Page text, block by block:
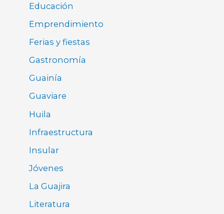
Educación
Emprendimiento
Ferias y fiestas
Gastronomía
Guainía
Guaviare
Huila
Infraestructura
Insular
Jóvenes
La Guajira
Literatura